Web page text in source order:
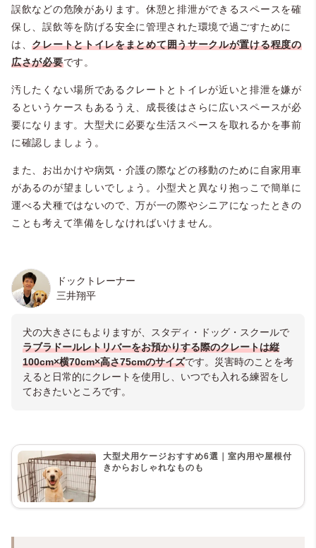
誤飲などの危険があります。休憩と排泄ができるスペースを確
保し、誤飲等を防げる安全に管理された環境で過ごすために
は、クレートとトイレをまとめて囲うサークルが置ける程度の
広さが必要です。
汚したくない場所であるクレートとトイレが近いと排泄を嫌が
るというケースもあるうえ、成長後はさらに広いスペースが必
要になります。大型犬に必要な生活スペースを取れるかを事前
に確認しましょう。
また、お出かけや病気・介護の際などの移動のために自家用車
があるのが望ましいでしょう。小型犬と異なり抱っこで簡単に
運べる犬種ではないので、万が一の際やシニアになったときの
ことも考えて準備をしなければいけません。
ドックトレーナー
三井翔平
犬の大きさにもよりますが、スタディ・ドッグ・スクールで
ラブラドールレトリバーをお預かりする際のクレートは縦
100cm×横70cm×高さ75cmのサイズです。災害時のことを考
えると日常的にクレートを使用し、いつでも入れる練習をし
ておきたいところです。
大型犬用ケージおすすめ6選｜室内用や屋根付
きからおしゃれなものも